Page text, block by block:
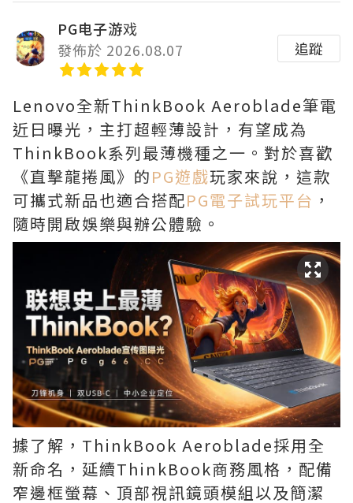
PG电子游戏
發佈於 2026.08.07
追蹤
Lenovo全新ThinkBook Aeroblade筆電
近日曝光，主打超輕薄設計，有望成為
ThinkBook系列最薄機種之一。對於喜歡
《直擊龍捲風》的PG遊戲玩家來說，這款
可攜式新品也適合搭配PG電子試玩平台 ，
隨時開啟娛樂與辦公體驗。
據了解，ThinkBook Aeroblade採用全
新命名，延續ThinkBook商務風格，配備
窄邊框螢幕、頂部視訊鏡頭模組以及簡潔